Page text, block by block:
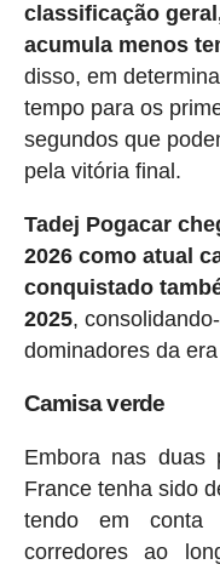
classificação
acumula menos
disso, em
tempo para os
segundos que
pela vitória final.
Tadej Pogacar
2026 como atual
conquistado
2025,
dominadores da
Camisa verde
Embora nas duas
France tenha sido
tendo em conta
corredores ao